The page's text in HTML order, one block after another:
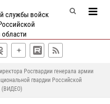
службы войск
Росгвардии генерала армии
гвардии Российской
(ВИДЕО)